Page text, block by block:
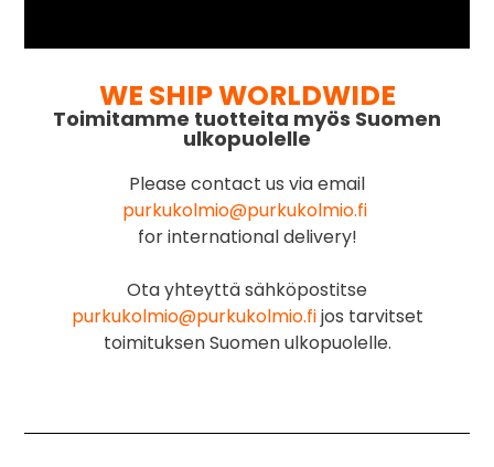
WE SHIP WORLDWIDE
Toimitamme tuotteita myös Suomen
ulkopuolelle
Please contact us via email
purkukolmio@purkukolmio.fi
for international delivery!
Ota yhteyttä sähköpostitse
purkukolmio@purkukolmio.fijos tarvitset
toimituksen Suomen ulkopuolelle.